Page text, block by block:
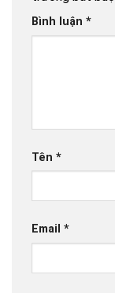
Bình luận *
Tên *
Email *